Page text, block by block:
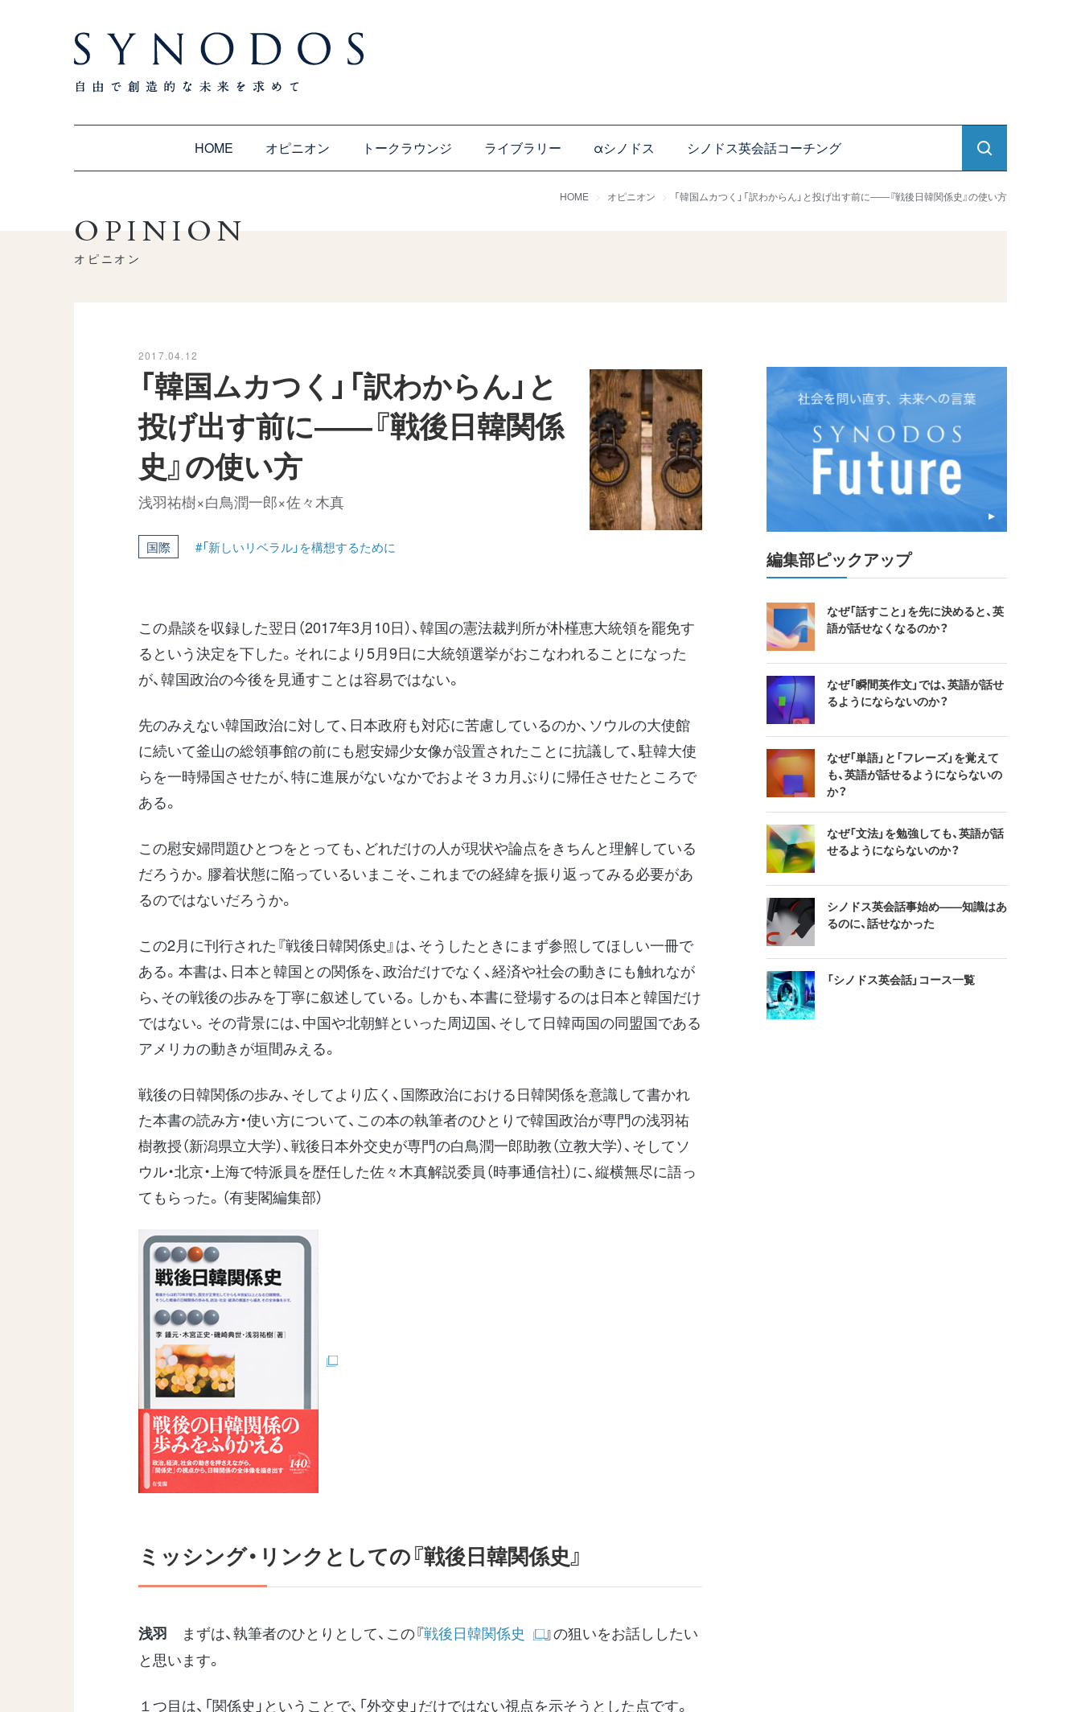
HOME オピニオン トークラウンジ ライブラリー αシノドス シノドス英会話コーチング
HOME オピニオン 「韓国ムカつく」「訳わからん」と投げ出す前に――『戦後日韓関係史』の使い方
OPINION
オピニオン
2017.04.12
「韓国ムカつく」「訳わからん」と
投げ出す前に――『戦後日韓関係
史』の使い方
浅羽祐樹×白鳥潤一郎×佐々木真
国際 #「新しいリベラル」を構想するために
この鼎談を収録した翌日（2017年3月10日）、韓国の憲法裁判所が朴槿恵大統領を罷免す
るという決定を下した。それにより5月9日に大統領選挙がおこなわれることになった
が、韓国政治の今後を見通すことは容易ではない。
先のみえない韓国政治に対して、日本政府も対応に苦慮しているのか、ソウルの大使館
に続いて釜山の総領事館の前にも慰安婦少女像が設置されたことに抗議して、駐韓大使
らを一時帰国させたが、特に進展がないなかでおよそ３カ月ぶりに帰任させたところで
ある。
この慰安婦問題ひとつをとっても、どれだけの人が現状や論点をきちんと理解している
だろうか。膠着状態に陥っているいまこそ、これまでの経緯を振り返ってみる必要があ
るのではないだろうか。
この2月に刊行された『戦後日韓関係史』は、そうしたときにまず参照してほしい一冊で
ある。本書は、日本と韓国との関係を、政治だけでなく、経済や社会の動きにも触れなが
ら、その戦後の歩みを丁寧に叙述している。しかも、本書に登場するのは日本と韓国だけ
ではない。その背景には、中国や北朝鮮といった周辺国、そして日韓両国の同盟国である
アメリカの動きが垣間みえる。
戦後の日韓関係の歩み、そしてより広く、国際政治における日韓関係を意識して書かれ
た本書の読み方・使い方について、この本の執筆者のひとりで韓国政治が専門の浅羽祐
樹教授（新潟県立大学）、戦後日本外交史が専門の白鳥潤一郎助教（立教大学）、そしてソ
ウル・北京・上海で特派員を歴任した佐々木真解説委員（時事通信社）に、縦横無尽に語っ
てもらった。（有斐閣編集部）
ミッシング・リンクとしての『戦後日韓関係史』
浅羽 まずは、執筆者のひとりとして、この『戦後日韓関係史
』の狙いをお話ししたい
と思います。
１つ目は、「関係史」ということで、「外交史」だけではない視点を示そうとした点です。
編集部ピックアップ
なぜ「話すこと」を先に決めると、英
語が話せなくなるのか？
なぜ「瞬間英作文」では、英語が話せ
るようにならないのか？
なぜ「単語」と「フレーズ」を覚えて
も、英語が話せるようにならないの
か？
なぜ「文法」を勉強しても、英語が話
せるようにならないのか？
シノドス英会話事始め——知識はあ
るのに、話せなかった
「シノドス英会話」コース一覧